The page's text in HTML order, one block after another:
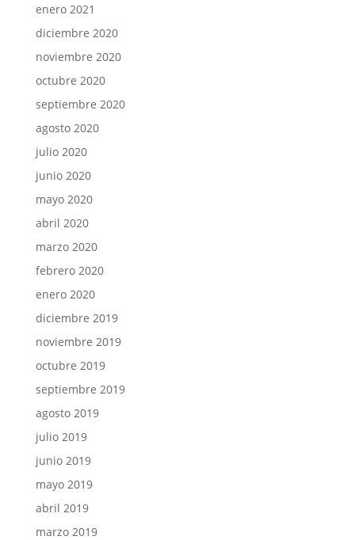
enero 2021
diciembre 2020
noviembre 2020
octubre 2020
septiembre 2020
agosto 2020
julio 2020
junio 2020
mayo 2020
abril 2020
marzo 2020
febrero 2020
enero 2020
diciembre 2019
noviembre 2019
octubre 2019
septiembre 2019
agosto 2019
julio 2019
junio 2019
mayo 2019
abril 2019
marzo 2019